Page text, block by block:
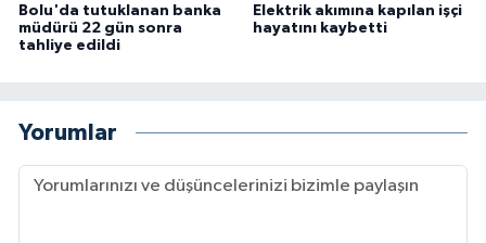
Bolu'da tutuklanan banka
müdürü 22 gün sonra
tahliye edildi
Elektrik akımına kapılan işçi
hayatını kaybetti
Yorumlar